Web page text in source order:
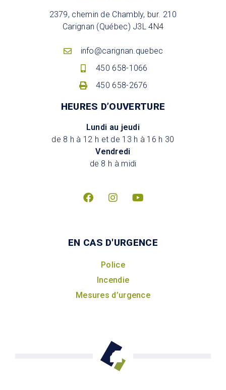
2379, chemin de Chambly, bur. 210
Carignan (Québec) J3L 4N4
info@carignan.quebec
450 658-1066
450 658-2676
HEURES D’OUVERTURE
Lundi au jeudi
de 8 h à 12 h et de 13 h à 16 h 30
Vendredi
de 8 h à midi
EN CAS D'URGENCE
Police
Incendie
Mesures d’urgence